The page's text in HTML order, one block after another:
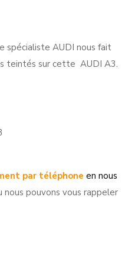
spécialiste AUDI nous fait
teintés sur cette AUDI A3.
par téléphone en nous
nous pouvons vous rappeler